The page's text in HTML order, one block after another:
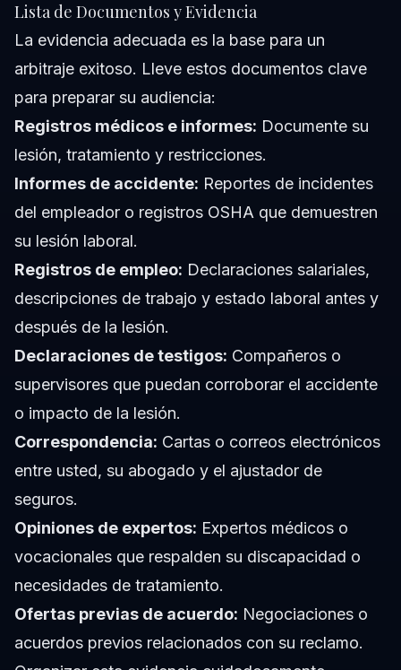
Lista de Documentos y Evidencia
La evidencia adecuada es la base para un
arbitraje exitoso. Lleve estos documentos clave
para preparar su audiencia:
Registros médicos e informes: Documente su
lesión, tratamiento y restricciones.
Informes de accidente: Reportes de incidentes
del empleador o registros OSHA que demuestren
su lesión laboral.
Registros de empleo: Declaraciones salariales,
descripciones de trabajo y estado laboral antes y
después de la lesión.
Declaraciones de testigos: Compañeros o
supervisores que puedan corroborar el accidente
o impacto de la lesión.
Correspondencia: Cartas o correos electrónicos
entre usted, su abogado y el ajustador de
seguros.
Opiniones de expertos: Expertos médicos o
vocacionales que respalden su discapacidad o
necesidades de tratamiento.
Ofertas previas de acuerdo: Negociaciones o
acuerdos previos relacionados con su reclamo.